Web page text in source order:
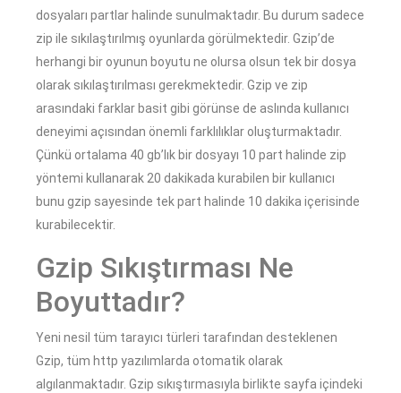
dosyaları partlar halinde sunulmaktadır. Bu durum sadece
zip ile sıkılaştırılmış oyunlarda görülmektedir. Gzip’de
herhangi bir oyunun boyutu ne olursa olsun tek bir dosya
olarak sıkılaştırılması gerekmektedir. Gzip ve zip
arasındaki farklar basit gibi görünse de aslında kullanıcı
deneyimi açısından önemli farklılıklar oluşturmaktadır.
Çünkü ortalama 40 gb’lık bir dosyayı 10 part halinde zip
yöntemi kullanarak 20 dakikada kurabilen bir kullanıcı
bunu gzip sayesinde tek part halinde 10 dakika içerisinde
kurabilecektir.
Gzip Sıkıştırması Ne
Boyuttadır?
Yeni nesil tüm tarayıcı türleri tarafından desteklenen
Gzip, tüm http yazılımlarda otomatik olarak
algılanmaktadır. Gzip sıkıştırmasıyla birlikte sayfa içindeki